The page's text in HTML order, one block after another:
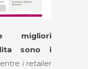
migliori
sono i
i retailer